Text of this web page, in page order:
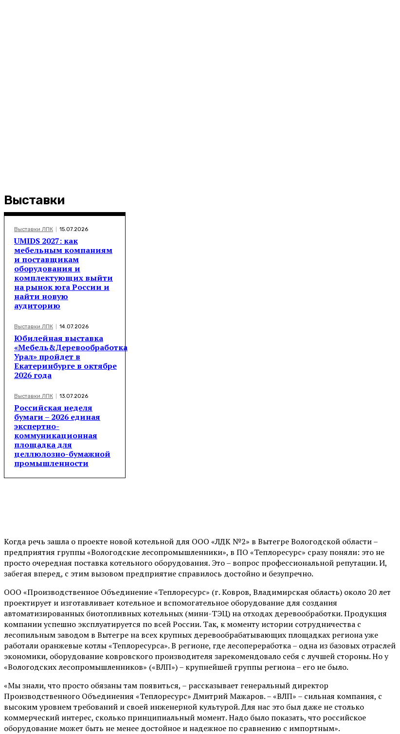
Выставки
Выставки ЛПК 15.07.2026
UMIDS 2027: как
мебельным компаниям
и поставщикам
оборудования и
комплектующих выйти
на рынок юга России и
найти новую
аудиторию
Выставки ЛПК 14.07.2026
Юбилейная выставка
«Мебель&Деревообработка
Урал» пройдет в
Екатеринбурге в октябре
2026 года
Выставки ЛПК 13.07.2026
Российская неделя
бумаги – 2026 единая
экспертно-
коммуникационная
площадка для
целлюлозно-бумажной
промышленности
Когда речь зашла о проекте новой котельной для ООО «ЛДК №2» в Вытегре Вологодской области –
предприятия группы «Вологодские лесопромышленники», в ПО «Теплоресурс» сразу поняли: это не
просто очередная поставка котельного оборудования. Это – вопрос профессиональной репутации. И,
забегая вперед, с этим вызовом предприятие справилось достойно и безупречно.
ООО «Производственное Объединение «Теплоресурс» (г. Ковров, Владимирская область) около 20 лет
проектирует и изготавливает котельное и вспомогательное оборудование для создания
автоматизированных биотопливных котельных (мини-ТЭЦ) на отходах деревообработки. Продукция
компании успешно эксплуатируется по всей России. Так, к моменту истории сотрудничества с
лесопильным заводом в Вытегре на всех крупных деревообрабатывающих площадках региона уже
работали оранжевые котлы «Теплоресурса». В регионе, где лесопереработка – одна из базовых отраслей
экономики, оборудование ковровского производителя зарекомендовало себя с лучшей стороны. Но у
«Вологодских лесопромышленников» («ВЛП») – крупнейшей группы региона – его не было.
«Мы знали, что просто обязаны там появиться, – рассказывает генеральный директор
Производственного Объединения «Теплоресурс» Дмитрий Мажаров. – «ВЛП» – сильная компания, с
высоким уровнем требований и своей инженерной культурой. Для нас это был даже не столько
коммерческий интерес, сколько принципиальный момент. Надо было показать, что российское
оборудование может быть не менее достойное и надежное по сравнению с импортным».